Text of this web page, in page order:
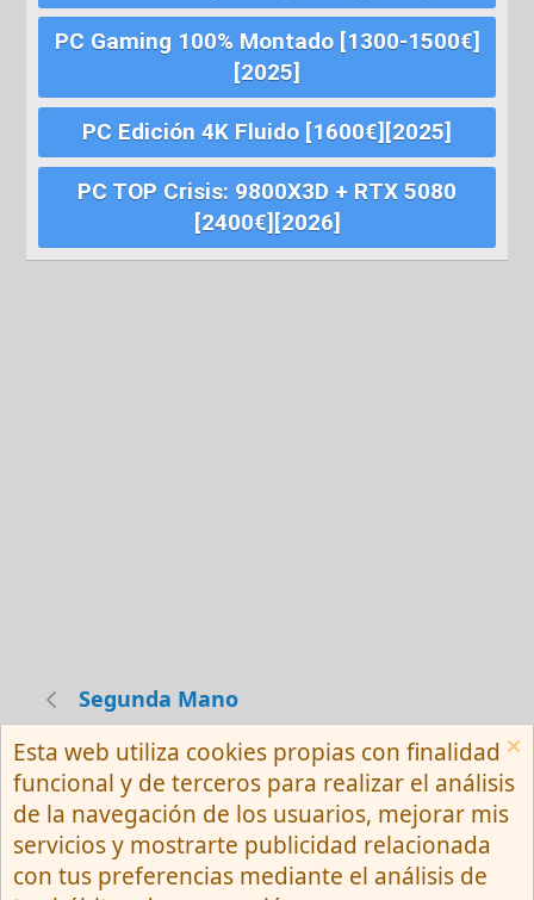
PC Gaming 100% Montado [1300-1500€]
[2025]
PC Edición 4K Fluido [1600€][2025]
PC TOP Crisis: 9800X3D + RTX 5080
[2400€][2026]
Segunda Mano
Español (Neutro) Tu
Contactarnos
Términos y reglas
Privacy policy
Ayuda
R
S
S
Community platform by XenForo ® © 2010-
Esta web utiliza cookies propias con finalidad
funcional y de terceros para realizar el análisis
de la navegación de los usuarios, mejorar mis
servicios y mostrarte publicidad relacionada
con tus preferencias mediante el análisis de